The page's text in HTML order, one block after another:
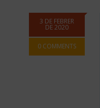
3 DE FEBRER
DE 2020
0 COMMENTS